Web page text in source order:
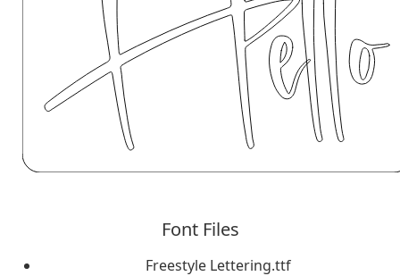
Font Files
Freestyle Lettering.ttf